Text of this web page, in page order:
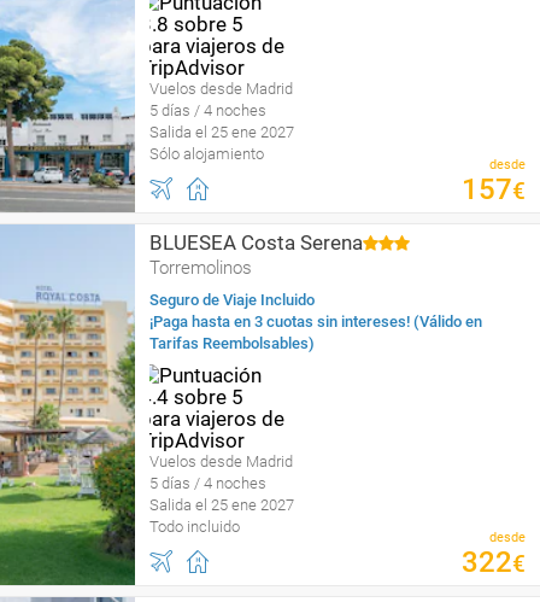
Vuelos desde Madrid
5 días / 4 noches
Salida el 25 ene 2027
Sólo alojamiento
desde
157€
BLUESEA Costa Serena
Torremolinos
Seguro de Viaje Incluido
¡Paga hasta en 3 cuotas sin intereses! (Válido en
Tarifas Reembolsables)
Vuelos desde Madrid
5 días / 4 noches
Salida el 25 ene 2027
Todo incluido
desde
322€